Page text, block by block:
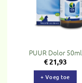
PUUR Dolor 50ml
€21,93
+ Voeg toe